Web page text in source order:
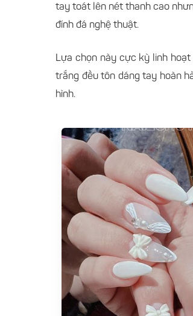
tay toát lên nét thanh cao
đính đá nghệ thuật.
Lựa chọn này cực kỳ linh hoạt
trắng đều tôn dáng tay hoàn
hình.